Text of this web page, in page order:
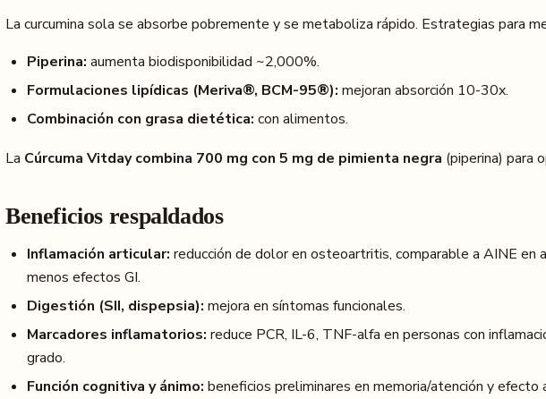
La curcumina sola se absorbe pobremente y se metaboliza rápido. Estrategias para
Piperina: aumenta biodisponibilidad ~2,000%.
Formulaciones lipídicas (Meriva®, BCM-95®): mejoran absorción 10-30x.
Combinación con grasa dietética: con alimentos.
La Cúrcuma Vitday combina 700 mg con 5 mg de pimienta negra (piperina) para
Beneficios respaldados
Inflamación articular: reducción de dolor en osteoartritis, comparable a AINE en
menos efectos GI.
Digestión (SII, dispepsia): mejora en síntomas funcionales.
Marcadores inflamatorios: reduce PCR, IL-6, TNF-alfa en personas con
grado.
Función cognitiva y ánimo: beneficios preliminares en memoria/atención y efecto